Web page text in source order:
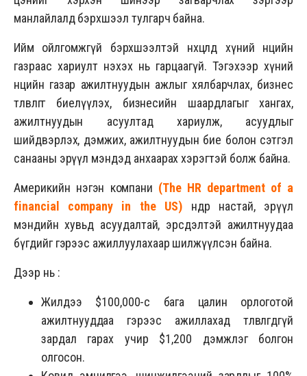
манлайлалд бэрхшээл тулгарч байна.
Ийм ойлгомжгүй бэрхшээлтэй нөхцөлд хүний нөөцийн
газраас хариулт нэхэх нь гарцаагүй. Тэгэхээр хүний
нөөцийн газар ажилтнуудын ажлыг хялбарчлах, бизнес
төлөвлөгөөг биелүүлэх, бизнесийн шаардлагыг хангах,
ажилтнуудын асуултад хариулж, асуудлыг
шийдвэрлэх, дэмжих, ажилтнуудын бие болон сэтгэл
санааны эрүүл мэндэд анхаарах хэрэгтэй болж байна.
Америкийн нэгэн компани (The HR department of a
financial company in the US) өндөр настай, эрүүл
мэндийн хувьд асуудалтай, эрсдэлтэй ажилтнуудаа
бүгдийг гэрээс ажиллуулахаар шилжүүлсэн байна.
Дээр нь :
Жилдээ $100,000-с бага цалин орлоготой
ажилтнууддаа гэрээс ажиллахад төлөвлөгдөөгүй
зардал гарах учир $1,200 дэмжлэг болгон
олгосон.